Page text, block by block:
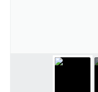
Recursos Liberados